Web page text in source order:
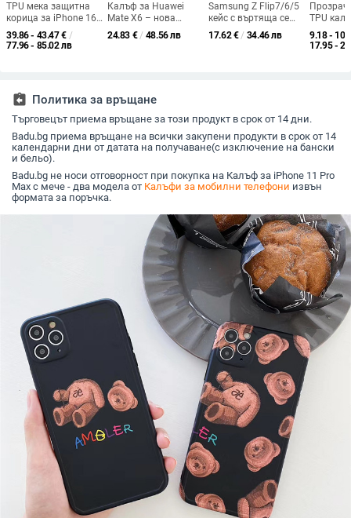
TPU мека защитна
корица за iPhone 16
Pro Max
39.86 - 43.47€ /
77.96 - 85.02 лв
Калъф за Huawei
Mate X6 – нова
двойно-осна защита,
X5 колекционерско
24.83 € / 48.56 лв
Samsung Z Flip7/6/5
кейс с въртяща се
сгъваема поставка и
магнитна скоба, 360°
17.62€ / 34.46 лв
TPU
16 Pro
камера
9.18 -
17.95 -
assignment_return Политика за връщане
Търговецът приема връщане за този продукт в срок от 14 дни.
Badu.bg приема връщане на всички закупени продукти в срок от 14
календарни дни от датата на получаване(с изключение на бански
и бельо).
Badu.bg не носи отговорност при покупка на Калъф за iPhone 11 Pro
Max с мече - два модела от Калъфи за мобилни телефони извън
формата за поръчка.